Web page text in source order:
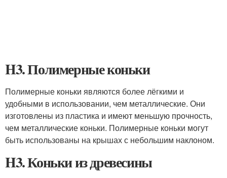
H3. Полимерные коньки
Полимерные коньки являются более лёгкими и
удобными в использовании, чем металлические. Они
изготовлены из пластика и имеют меньшую прочность,
чем металлические коньки. Полимерные коньки могут
быть использованы на крышах с небольшим наклоном.
H3. Коньки из древесины